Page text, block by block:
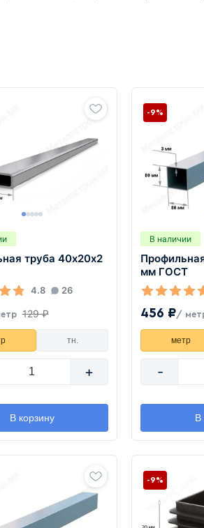
труба 40х20х2
4.8 26
129 ₽
тн.
+
В корзину
В наличии
мм ГОСТ
456 ₽/
-9%
метр
-
В
-9%